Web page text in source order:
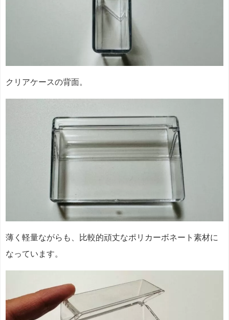
クリアケースの背面。
薄く軽量ながらも、比較的頑丈なポリカーボネート素材に
なっています。